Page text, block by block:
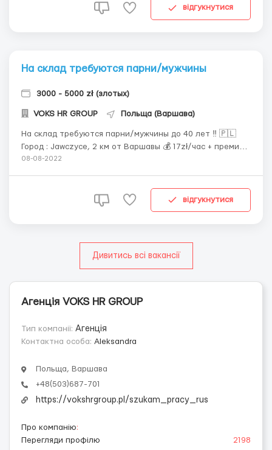
(ставка на первый месяц, испытательный срок) Далее
відгукнутися
На склад требуются парни/мужчины
3000 - 5000 zł (злотых)
VOKS HR GROUP Польща (Варшава)
На склад требуются парни/мужчины до 40 лет ‼️ 🇵🇱
Город : Jawczyce, 2 км от Варшавы 💰 17zł/час + премии
(в дальнейшем есть возможность обучиться управлению
погрузчиком) 🔹 После отработанных 3-6 месяцев с...
08-08-2022
відгукнутися
Дивитись всі вакансії
Агенція VOKS HR GROUP
Тип компанії: Агенція
Контактна особа: Aleksandra
Польща, Варшава
+48(503)687-701
https://vokshrgroup.pl/szukam_pracy_rus
Про компанію:
Перегляди профілю
2198